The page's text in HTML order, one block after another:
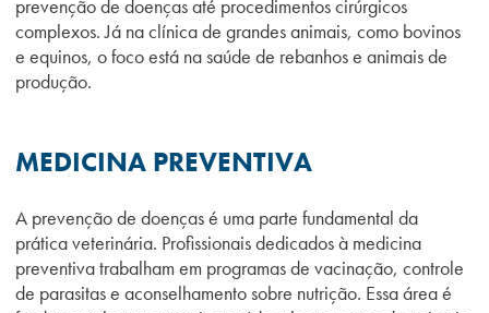
prevenção de doenças até procedimentos cirúrgicos
complexos. Já na clínica de grandes animais, como bovinos
e equinos, o foco está na saúde de rebanhos e animais de
produção.
MEDICINA PREVENTIVA
A prevenção de doenças é uma parte fundamental da
prática veterinária. Profissionais dedicados à medicina
preventiva trabalham em programas de vacinação, controle
de parasitas e aconselhamento sobre nutrição. Essa área é